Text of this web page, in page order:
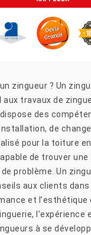
zingueur ? Un
travaux de
des
de
pour la toiture
de trouver une
problème. Un
aux clients dans
et l’esthétique
l’expérience
à se